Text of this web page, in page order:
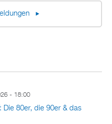
- 18:00
Die 80er, die 90er & das